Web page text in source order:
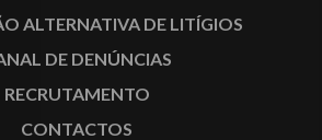
ALTERNATIVA DE LITÍGIOS
DE DENÚNCIAS
RECRUTAMENTO
CONTACTOS